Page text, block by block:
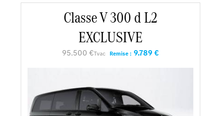
En savoir plus
Faire un essai
Classe V 300 d L2
EXCLUSIVE
95.500 €Tvac Remise : 9.789 €